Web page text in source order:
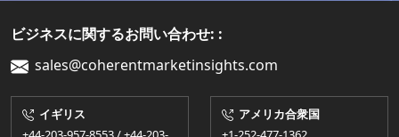
ビジネスに関するお問い合わせ: :
sales@coherentmarketinsights.com
イギリス
アメリカ合衆国